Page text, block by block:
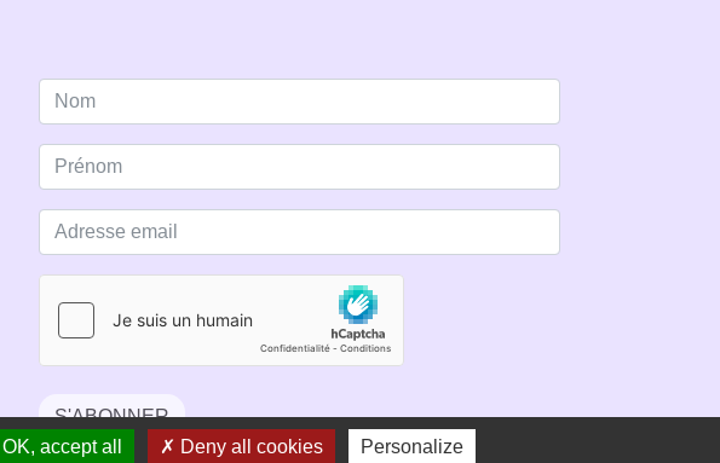
S'ABONNER
OK, accept all Deny all cookies Personalize